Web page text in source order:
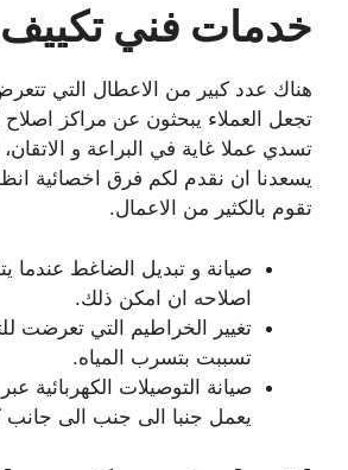
خدمات فني تكييف
هناك عدد كبير من الاعطال التي
تجعل العملاء يبحثون عن مراكز اصلاح
تسدي عملا غاية في البراعة و
يسعدنا ان نقدم لكم فرق اخصائية
تقوم بالكثير من الاعمال.
صيانة و تبديل الضاغط
اصلاحه ان امكن ذلك.
تغيير الخراطيم التي تعرضت
تسببت بتسرب المياه.
صيانة التوصيلات الكهربائية
يعمل جنبا الى جنب الى جانب